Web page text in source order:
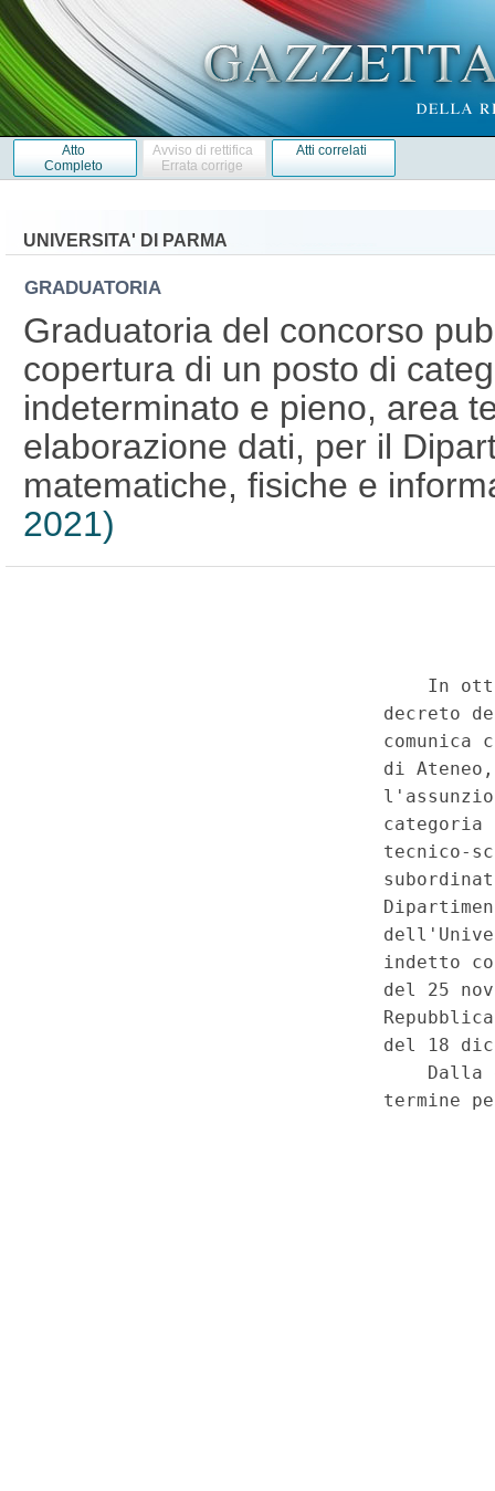
Atto
Completo
Avviso di rettifica
Errata corrige
Atti correlati
UNIVERSITA' DI PARMA
GRADUATORIA
Graduatoria del concorso
copertura di un posto di
indeterminato e pieno, area
elaborazione dati, per il
matematiche, fisiche e
2021)